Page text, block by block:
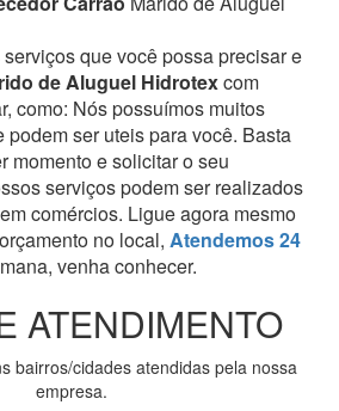
que você possa precisar e
de Aluguel Hidrotexcom
como: Nós possuímos muitos
podem ser uteis para você. Basta
momento e solicitar o seu
serviços podem ser realizados
comércios. Ligue agora mesmo
no local, Atendemos 24
venha conhecer.
ATENDIMENTO
bairros/cidades atendidas pela nossa
empresa.